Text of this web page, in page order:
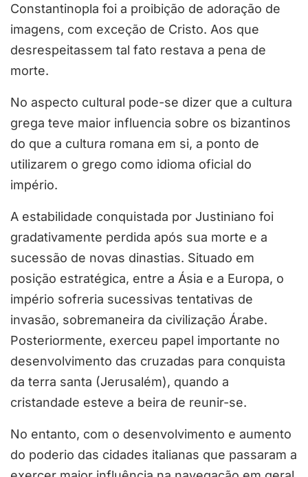
Constantinopla foi a proibição de adoração de
imagens, com exceção de Cristo. Aos que
desrespeitassem tal fato restava a pena de
morte.
No aspecto cultural pode-se dizer que a cultura
grega teve maior influencia sobre os bizantinos
do que a cultura romana em si, a ponto de
utilizarem o grego como idioma oficial do
império.
A estabilidade conquistada por Justiniano foi
gradativamente perdida após sua morte e a
sucessão de novas dinastias. Situado em
posição estratégica, entre a Ásia e a Europa, o
império sofreria sucessivas tentativas de
invasão, sobremaneira da civilização Árabe.
Posteriormente, exerceu papel importante no
desenvolvimento das cruzadas para conquista
da terra santa (Jerusalém), quando a
cristandade esteve a beira de reunir-se.
No entanto, com o desenvolvimento e aumento
do poderio das cidades italianas que passaram a